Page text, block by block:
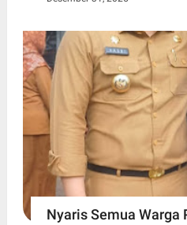
Nyaris Semua Warga